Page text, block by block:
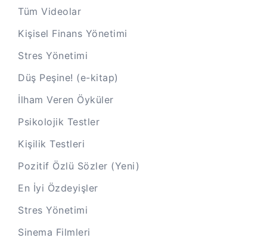
Tüm Videolar
Kişisel Finans Yönetimi
Stres Yönetimi
Düş Peşine! (e-kitap)
İlham Veren Öyküler
Psikolojik Testler
Kişilik Testleri
Pozitif Özlü Sözler (Yeni)
En İyi Özdeyişler
Stres Yönetimi
Sinema Filmleri